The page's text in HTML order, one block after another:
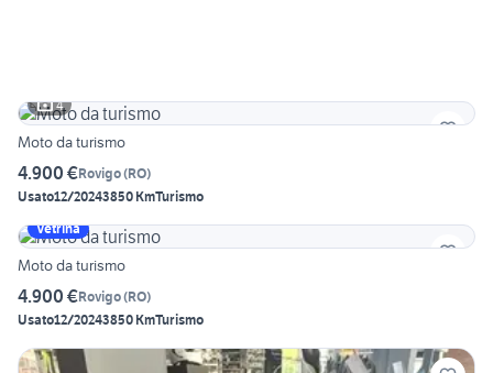
4
Moto da turismo
4.900 €Rovigo(RO)
Usato12/20243850 KmTurismo
Vetrina
Moto da turismo
4.900 €Rovigo(RO)
Usato12/20243850 KmTurismo